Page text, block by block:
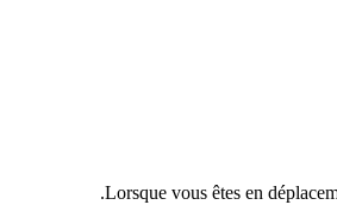
Lorsque vous êtes en